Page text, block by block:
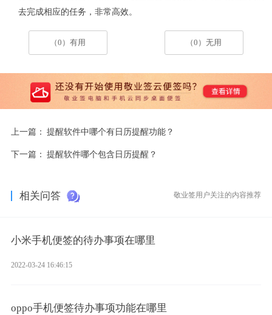
去完成相应的任务，非常高效。
（0）有用 （0）无用
上一篇： 提醒软件中哪个有日历提醒功能？
下一篇： 提醒软件哪个包含日历提醒？
相关问答 敬业签用户关注的内容推荐
小米手机便签的待办事项在哪里
2022-03-24 16:46:15
oppo手机便签待办事项功能在哪里